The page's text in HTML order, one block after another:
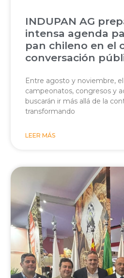
INDUPAN AG
intensa agenda
pan chileno en el
conversación
Entre agosto y noviembre,
campeonatos, congresos y
buscarán ir más allá de la
transformando
LEER MÁS